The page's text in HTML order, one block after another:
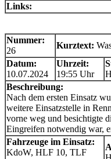
Links:
Nummer:
26
Kurztext:
Datum:
10.07.2024
Uhrzeit:
19:55 Uhr
Beschreibung:
Nach dem ersten Einsatz
weitere Einsatzstelle in
vorne weg und besichtigte
Eingreifen notwendig war,
Fahrzeuge im Einsatz:
KdoW, HLF 10, TLF